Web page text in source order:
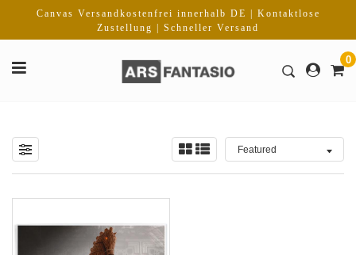
Inhalt
Canvas Versandkostenfrei innerhalb DE | Kontaktlose
Zustellung | Schneller Versand
0